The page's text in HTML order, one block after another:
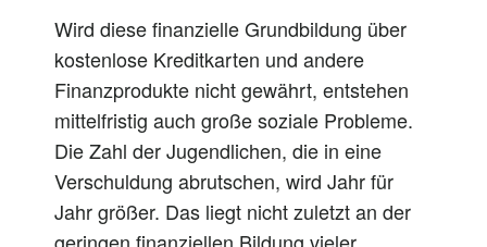
Wird diese finanzielle Grundbildung über
kostenlose Kreditkarten und andere
Finanzprodukte nicht gewährt, entstehen
mittelfristig auch große soziale Probleme.
Die Zahl der Jugendlichen, die in eine
Verschuldung abrutschen, wird Jahr für
Jahr größer. Das liegt nicht zuletzt an der
geringen finanziellen Bildung vieler